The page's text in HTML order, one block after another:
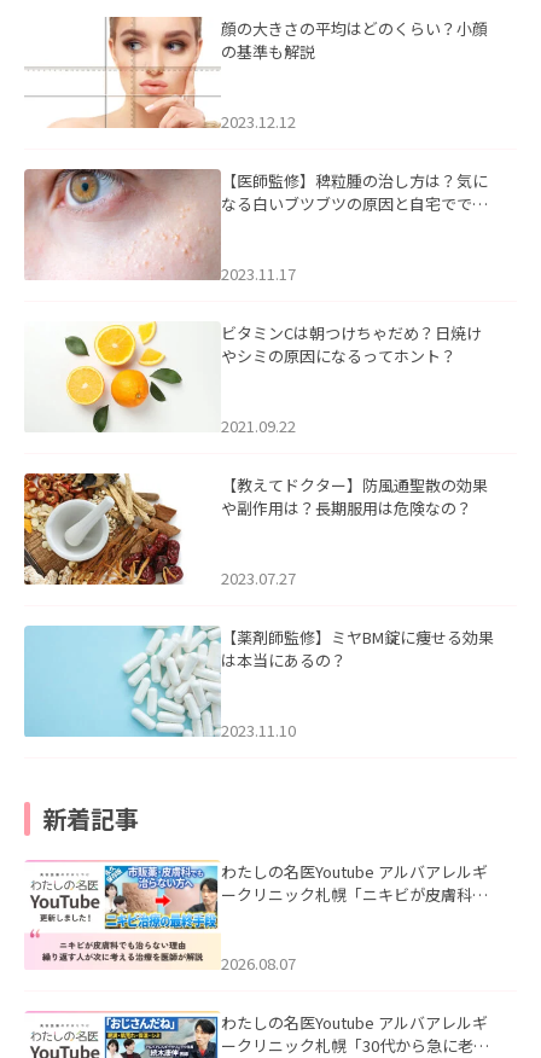
顔の大きさの平均はどのくらい？小顔
の基準も解説
2023.12.12
【医師監修】稗粒腫の治し方は？気に
なる白いブツブツの原因と自宅ででき
2023.11.17
ビタミンCは朝つけちゃだめ？日焼け
やシミの原因になるってホント？
2021.09.22
【教えてドクター】防風通聖散の効果
や副作用は？長期服用は危険なの？
2023.07.27
【薬剤師監修】ミヤBM錠に痩せる効果
は本当にあるの？
2023.11.10
新着記事
わたしの名医Youtube アルバアレルギ
ークリニック札幌「ニキビが皮膚科で
ました。
2026.08.07
わたしの名医Youtube アルバアレルギ
ークリニック札幌「30代から急に老け